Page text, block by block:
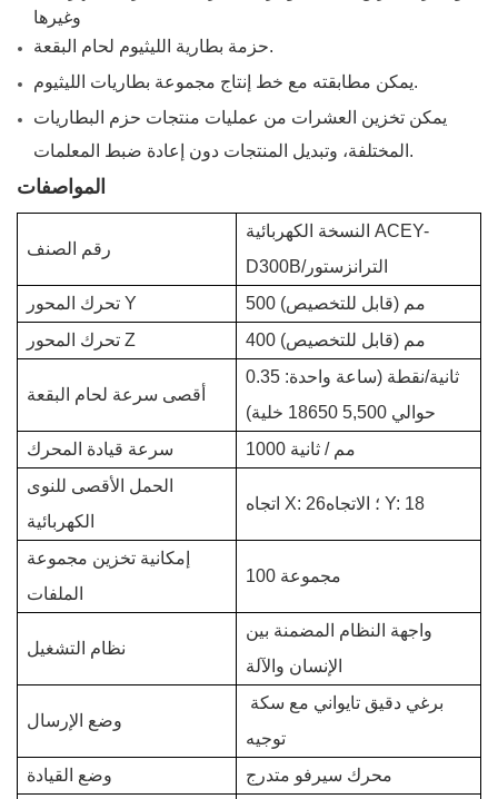
وغيرها
حزمة بطارية الليثيوم لحام البقعة.
يمكن مطابقته مع خط إنتاج مجموعة بطاريات الليثيوم.
يمكن تخزين العشرات من عمليات منتجات حزم البطاريات
المواصفات
رقم الصنف
النسخة الكهربائية ACEY-
D300B/الترانزستور
تحرك المحور Y
500 مم (قابل للتخصيص)
تحرك المحور Z
400 مم (قابل للتخصيص)
أقصى سرعة لحام البقعة
0.35 ثانية/نقطة (ساعة واحدة:
حوالي 5,500 18650 خلية)
سرعة قيادة المحرك
1000 مم / ثانية
الحمل الأقصى للنوى
الكهربائية
اتجاه X: 26؛ الاتجاه Y: 18
إمكانية تخزين مجموعة
الملفات
100 مجموعة
نظام التشغيل
واجهة النظام المضمنة بين
الإنسان والآلة
وضع الإرسال
برغي دقيق تايواني مع سكة ​​
توجيه
وضع القيادة
محرك سيرفو متدرج